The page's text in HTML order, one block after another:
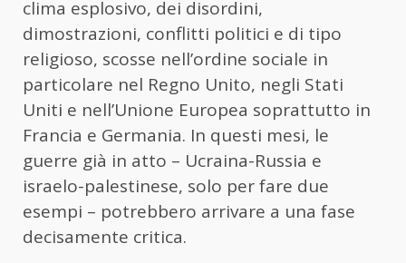
clima esplosivo, dei disordini,
dimostrazioni, conflitti politici e di tipo
religioso, scosse nell’ordine sociale in
particolare nel Regno Unito, negli Stati
Uniti e nell’Unione Europea soprattutto in
Francia e Germania. In questi mesi, le
guerre già in atto – Ucraina-Russia e
israelo-palestinese, solo per fare due
esempi – potrebbero arrivare a una fase
decisamente critica.